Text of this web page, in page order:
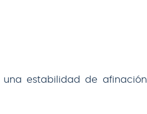
una estabilidad de afinación